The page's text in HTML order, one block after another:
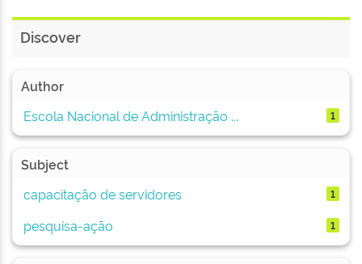
Discover
Author
Escola Nacional de Administração ...
1
Subject
capacitação de servidores
1
pesquisa-ação 1